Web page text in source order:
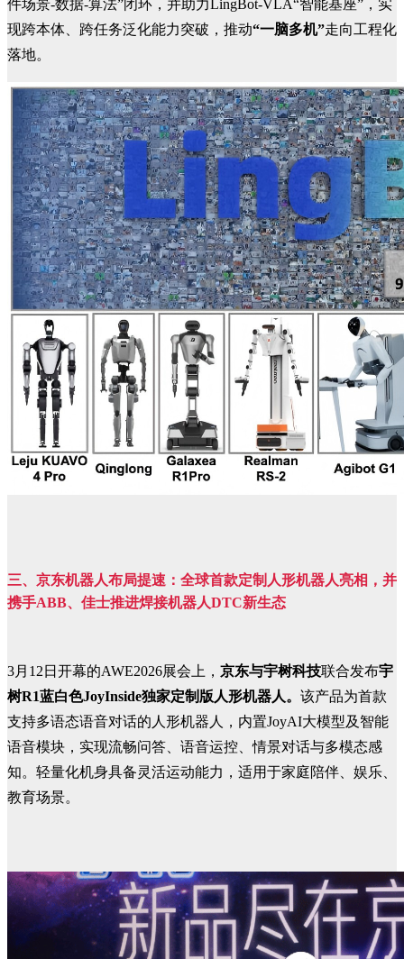
件场景-数据-算法”闭环，并助力LingBot-VLA“智能基座”，实
现跨本体、跨任务泛化能力突破，推动“一脑多机”走向工程化
落地。
三、 京东机器人布局提速：全球首款定制人形机器人亮相，并
携手ABB、佳士推进焊接机器人DTC新生态
3月12日开幕的AWE2026展会上， 京东与宇树科技联合发布宇
树R1蓝白色JoyInside独家定制版人形机器人。 该产品为首款
支持多语态语音对话的人形机器人，内置JoyAI大模型及智能
语音模块，实现流畅问答、语音运控、情景对话与多模态感
知。轻量化机身具备灵活运动能力，适用于家庭陪伴、娱乐、
教育场景。